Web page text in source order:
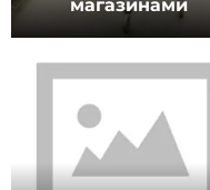
магазинами